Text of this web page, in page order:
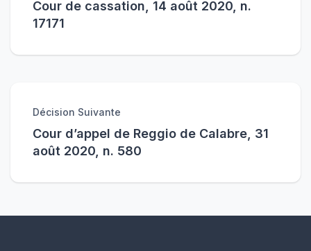
Cour de cassation, 14 août 2020, n.
17171
Décision Suivante
Cour d’appel de Reggio de Calabre, 31
août 2020, n. 580